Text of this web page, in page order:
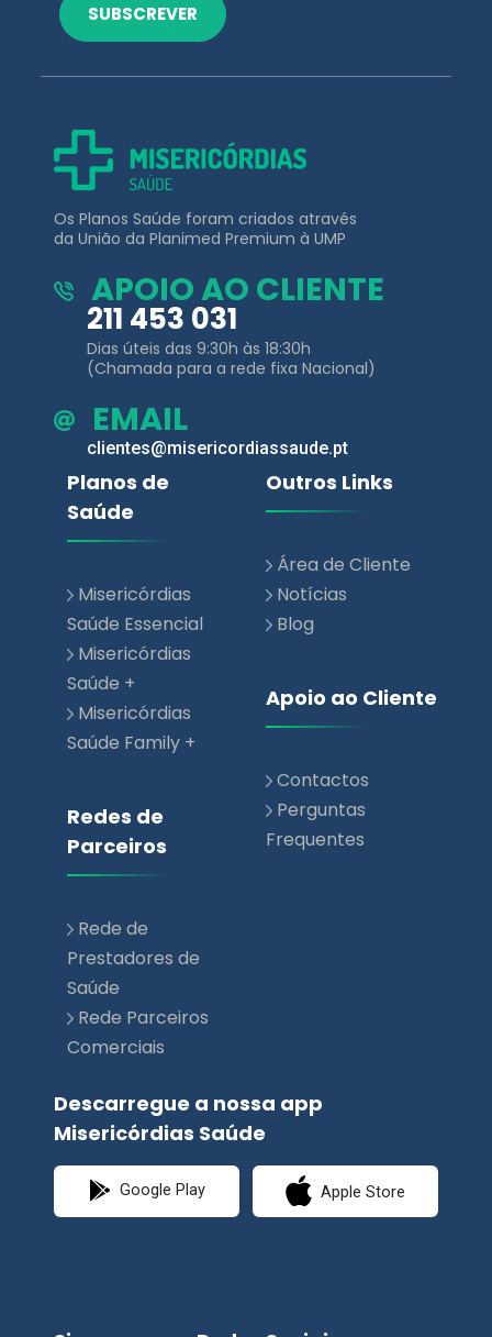
SUBSCREVER
Os Planos Saúde foram criados através
da União da Planimed Premium à UMP
APOIO AO CLIENTE
211 453 031
Dias úteis das 9:30h às 18:30h
(Chamada para a rede fixa Nacional)
EMAIL
clientes@misericordiassaude.pt
Planos de
Saúde
Misericórdias
Saúde Essencial
Misericórdias
Saúde +
Misericórdias
Saúde Family +
Redes de
Parceiros
Rede de
Prestadores de
Saúde
Rede Parceiros
Comerciais
Outros Links
Área de Cliente
Notícias
Blog
Apoio ao Cliente
Contactos
Perguntas
Frequentes
Descarregue a nossa app
Misericórdias Saúde
Google Play Apple Store